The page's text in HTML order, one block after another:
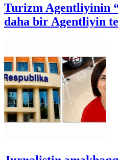
Turizm Agentliyinin
daha bir Agentliyin